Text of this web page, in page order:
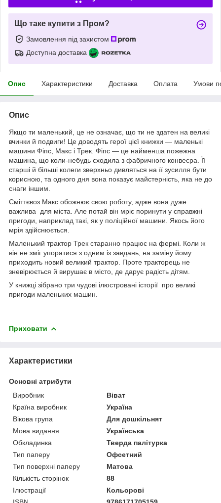
Що таке купити з Пром?
Замовлення під захистом
Доступна доставка
Опис Характеристики Доставка Оплата Умови
Опис
Якщо ти маленький, це не означає, що ти не здатен на великі
вчинки й подвиги! Це доводять герої цієї книжки — маленькі
машини Фіпс, Макс і Трек. Фіпс — це найменша пожежна
машина, що коли-небудь сходила з фабричного конвеєра. Її
старші й більші колеги зверхньо дивляться на її зусилля бути
корисною, та одного дня вона показує майстерність, яка не до
снаги іншим.
Сміттєвоз Макс обожнює свою роботу, адже вона дуже
важлива для міста. Але потай він мріє поринути у справжні
пригоди, наприклад такі, як у поліційної машини. Якось його
мрія здійснюється.
Маленький трактор Трек старанно працює на фермі. Коли ж
він не зміг упоратися з одним із завдань, на заміну йому
приходить новий великий трактор. Проте тракторець не
зневірюється й вирушає в місто, де дарує радість дітям.
У книжці зібрано три чудові ілюстровані історії про великі
пригоди маленьких машин.
Приховати
Характеристики
Основні атрибути
Виробник
Віват
Країна виробник
Україна
Вікова група
Для дошкільнят
Мова видання
Українська
Обкладинка
Тверда палітурка
Тип паперу
Офсетний
Тип поверхні паперу
Матова
Кількість сторінок
88
Ілюстрації
Кольорові